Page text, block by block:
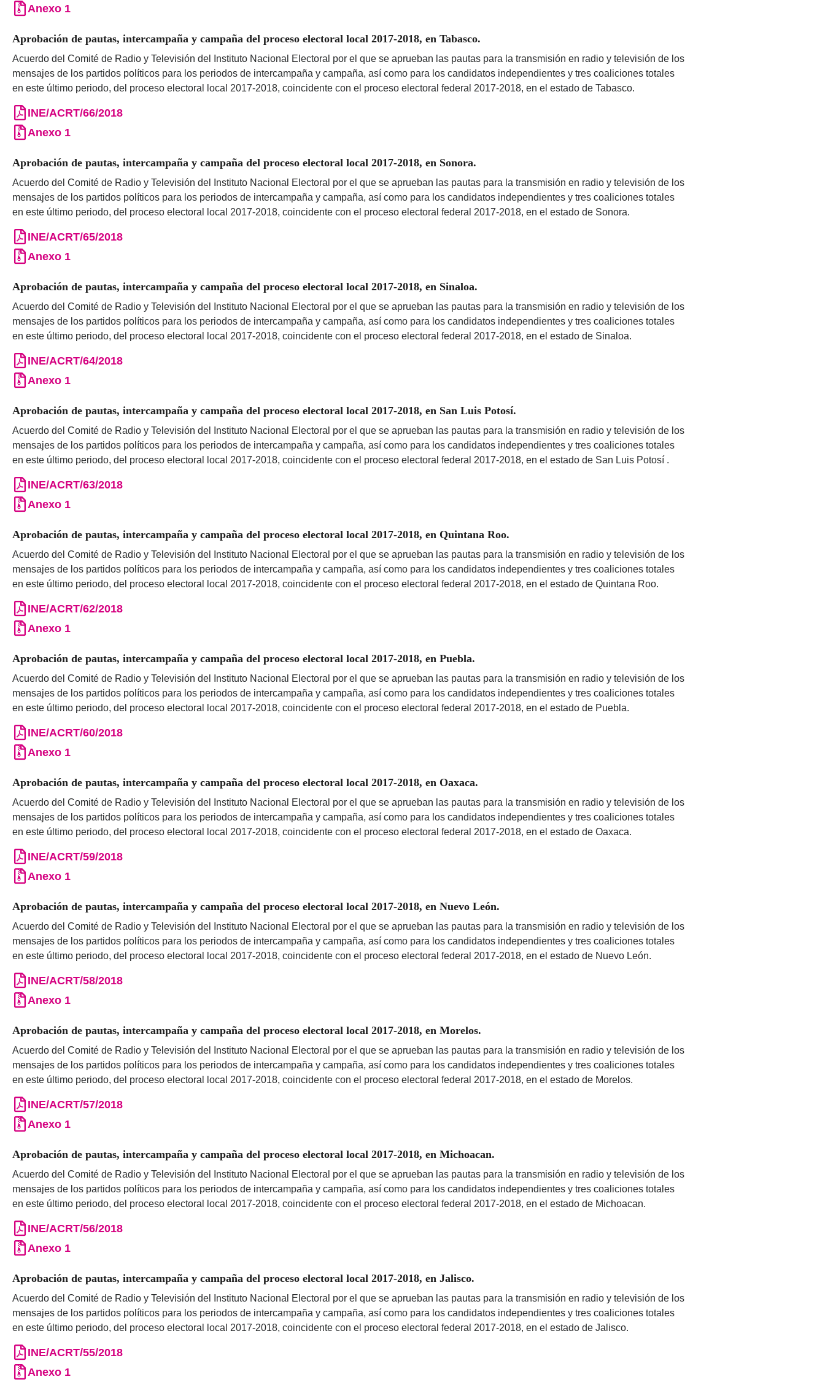
Anexo 1
Aprobación de pautas, intercampaña y campaña del proceso electoral local 2017-2018, en Tabasco.
Acuerdo del Comité de Radio y Televisión del Instituto Nacional Electoral por el que se aprueban las pautas para la transmisión en radio y televisión de los
mensajes de los partidos políticos para los periodos de intercampaña y campaña, así como para los candidatos independientes y tres coaliciones totales
en este último periodo, del proceso electoral local 2017-2018, coincidente con el proceso electoral federal 2017-2018, en el estado de Tabasco.
INE/ACRT/66/2018
Anexo 1
Aprobación de pautas, intercampaña y campaña del proceso electoral local 2017-2018, en Sonora.
Acuerdo del Comité de Radio y Televisión del Instituto Nacional Electoral por el que se aprueban las pautas para la transmisión en radio y televisión de los
mensajes de los partidos políticos para los periodos de intercampaña y campaña, así como para los candidatos independientes y tres coaliciones totales
en este último periodo, del proceso electoral local 2017-2018, coincidente con el proceso electoral federal 2017-2018, en el estado de Sonora.
INE/ACRT/65/2018
Anexo 1
Aprobación de pautas, intercampaña y campaña del proceso electoral local 2017-2018, en Sinaloa.
Acuerdo del Comité de Radio y Televisión del Instituto Nacional Electoral por el que se aprueban las pautas para la transmisión en radio y televisión de los
mensajes de los partidos políticos para los periodos de intercampaña y campaña, así como para los candidatos independientes y tres coaliciones totales
en este último periodo, del proceso electoral local 2017-2018, coincidente con el proceso electoral federal 2017-2018, en el estado de Sinaloa.
INE/ACRT/64/2018
Anexo 1
Aprobación de pautas, intercampaña y campaña del proceso electoral local 2017-2018, en San Luis Potosí.
Acuerdo del Comité de Radio y Televisión del Instituto Nacional Electoral por el que se aprueban las pautas para la transmisión en radio y televisión de los
mensajes de los partidos políticos para los periodos de intercampaña y campaña, así como para los candidatos independientes y tres coaliciones totales
en este último periodo, del proceso electoral local 2017-2018, coincidente con el proceso electoral federal 2017-2018, en el estado de San Luis Potosí .
INE/ACRT/63/2018
Anexo 1
Aprobación de pautas, intercampaña y campaña del proceso electoral local 2017-2018, en Quintana Roo.
Acuerdo del Comité de Radio y Televisión del Instituto Nacional Electoral por el que se aprueban las pautas para la transmisión en radio y televisión de los
mensajes de los partidos políticos para los periodos de intercampaña y campaña, así como para los candidatos independientes y tres coaliciones totales
en este último periodo, del proceso electoral local 2017-2018, coincidente con el proceso electoral federal 2017-2018, en el estado de Quintana Roo.
INE/ACRT/62/2018
Anexo 1
Aprobación de pautas, intercampaña y campaña del proceso electoral local 2017-2018, en Puebla.
Acuerdo del Comité de Radio y Televisión del Instituto Nacional Electoral por el que se aprueban las pautas para la transmisión en radio y televisión de los
mensajes de los partidos políticos para los periodos de intercampaña y campaña, así como para los candidatos independientes y tres coaliciones totales
en este último periodo, del proceso electoral local 2017-2018, coincidente con el proceso electoral federal 2017-2018, en el estado de Puebla.
INE/ACRT/60/2018
Anexo 1
Aprobación de pautas, intercampaña y campaña del proceso electoral local 2017-2018, en Oaxaca.
Acuerdo del Comité de Radio y Televisión del Instituto Nacional Electoral por el que se aprueban las pautas para la transmisión en radio y televisión de los
mensajes de los partidos políticos para los periodos de intercampaña y campaña, así como para los candidatos independientes y tres coaliciones totales
en este último periodo, del proceso electoral local 2017-2018, coincidente con el proceso electoral federal 2017-2018, en el estado de Oaxaca.
INE/ACRT/59/2018
Anexo 1
Aprobación de pautas, intercampaña y campaña del proceso electoral local 2017-2018, en Nuevo León.
Acuerdo del Comité de Radio y Televisión del Instituto Nacional Electoral por el que se aprueban las pautas para la transmisión en radio y televisión de los
mensajes de los partidos políticos para los periodos de intercampaña y campaña, así como para los candidatos independientes y tres coaliciones totales
en este último periodo, del proceso electoral local 2017-2018, coincidente con el proceso electoral federal 2017-2018, en el estado de Nuevo León.
INE/ACRT/58/2018
Anexo 1
Aprobación de pautas, intercampaña y campaña del proceso electoral local 2017-2018, en Morelos.
Acuerdo del Comité de Radio y Televisión del Instituto Nacional Electoral por el que se aprueban las pautas para la transmisión en radio y televisión de los
mensajes de los partidos políticos para los periodos de intercampaña y campaña, así como para los candidatos independientes y tres coaliciones totales
en este último periodo, del proceso electoral local 2017-2018, coincidente con el proceso electoral federal 2017-2018, en el estado de Morelos.
INE/ACRT/57/2018
Anexo 1
Aprobación de pautas, intercampaña y campaña del proceso electoral local 2017-2018, en Michoacan.
Acuerdo del Comité de Radio y Televisión del Instituto Nacional Electoral por el que se aprueban las pautas para la transmisión en radio y televisión de los
mensajes de los partidos políticos para los periodos de intercampaña y campaña, así como para los candidatos independientes y tres coaliciones totales
en este último periodo, del proceso electoral local 2017-2018, coincidente con el proceso electoral federal 2017-2018, en el estado de Michoacan.
INE/ACRT/56/2018
Anexo 1
Aprobación de pautas, intercampaña y campaña del proceso electoral local 2017-2018, en Jalisco.
Acuerdo del Comité de Radio y Televisión del Instituto Nacional Electoral por el que se aprueban las pautas para la transmisión en radio y televisión de los
mensajes de los partidos políticos para los periodos de intercampaña y campaña, así como para los candidatos independientes y tres coaliciones totales
en este último periodo, del proceso electoral local 2017-2018, coincidente con el proceso electoral federal 2017-2018, en el estado de Jalisco.
INE/ACRT/55/2018
Anexo 1